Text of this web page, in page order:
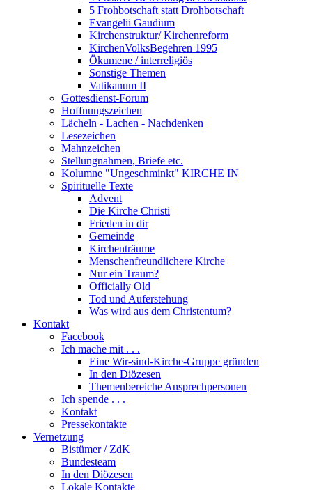
5 Frohbotschaft statt Drohbotschaft
Evangelii Gaudium
Kirchenstruktur/ Kirchenreform
KirchenVolksBegehren 1995
Ökumene / interreligiös
Sonstige Themen
Vatikanum II
Gottesdienst-Forum
Hoffnungszeichen
Lächeln - Lachen - Nachdenken
Lesezeichen
Mahnzeichen
Stellungnahmen, Briefe etc.
Kolumne "Ungeschminkt" KIRCHE IN
Spirituelle Texte
Advent
Die Kirche Christi
Frieden in dir
Gemeinde
Kirchenträume
Menschenfreundlichere Kirche
Nur ein Traum?
Officially Old
Tod und Auferstehung
Was wird aus dem Christentum?
Kontakt
Facebook
Ich mache mit . . .
Eine Wir-sind-Kirche-Gruppe gründen
In den Diözesen
Themenbereiche Ansprechpersonen
Ich spende . . .
Kontakt
Pressekontakte
Vernetzung
Bistümer / ZdK
Bundesteam
In den Diözesen
Lokale Kontakte